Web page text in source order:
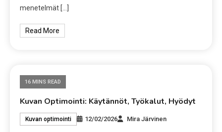
menetelmät […]
Read More
16 MINS READ
Kuvan Optimointi: Käytännöt, Työkalut, Hyödyt
Kuvan optimointi 12/02/2026 Mira Järvinen